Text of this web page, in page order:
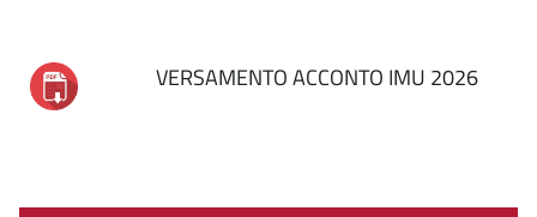
VERSAMENTO ACCONTO IMU 2026